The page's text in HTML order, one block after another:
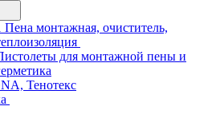
Пена монтажная, очиститель,
для монтажной пены и
Тенотекс